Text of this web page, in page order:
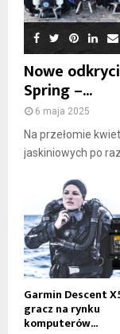
Nowe
Spring –...
6 maja 2025
Na przełomie
jaskiniowych po
Garmin Descent
gracz na rynku
komputerów...